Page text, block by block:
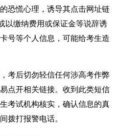
恐慌心理，诱导其点击网址链
以缴纳费用或保证金等说辞诱
号等个人信息，可能给考生造
考后切勿轻信任何涉高考作弊
点开相关链接。收到此类短信
考试机构核实，确认信息的真
拨打报警电话。